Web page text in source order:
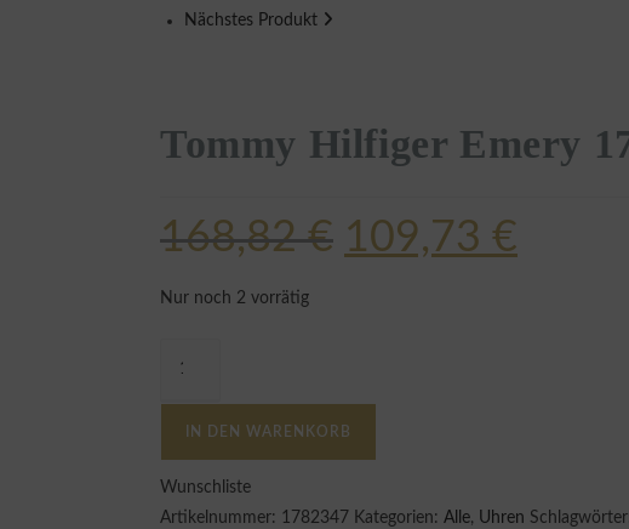
Nächstes Produkt
Tommy Hilfiger Emery
168,82€ 109,73 €
Nur noch 2 vorrätig
IN DEN WARENKORB
Wunschliste
Artikelnummer: 1782347 Kategorien: Alle, Uhren Schlagwörter: